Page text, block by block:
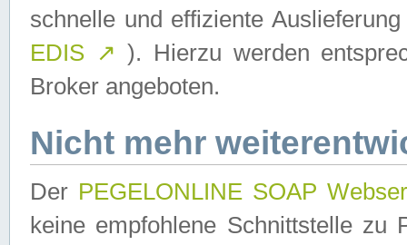
schnelle und effiziente
EDIS ↗ ). Hierzu werden
Broker angeboten.
Nicht mehr
Der PEGELONLINE SOAP
keine empfohlene Schnittstelle zu